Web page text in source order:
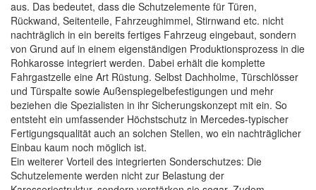
aus. Das bedeutet, dass die Schutzelemente für Türen,
Rückwand, Seitenteile, Fahrzeughimmel, Stirnwand etc. nicht
nachträglich in ein bereits fertiges Fahrzeug eingebaut, sondern
von Grund auf in einem eigenständigen Produktionsprozess in die
Rohkarosse integriert werden. Dabei erhält die komplette
Fahrgastzelle eine Art Rüstung. Selbst Dachholme, Türschlösser
und Türspalte sowie Außenspiegelbefestigungen und mehr
beziehen die Spezialisten in ihr Sicherungskonzept mit ein. So
entsteht ein umfassender Höchstschutz in Mercedes-typischer
Fertigungsqualität auch an solchen Stellen, wo ein nachträglicher
Einbau kaum noch möglich ist.
Ein weiterer Vorteil des integrierten Sonderschutzes: Die
Schutzelemente werden nicht zur Belastung der